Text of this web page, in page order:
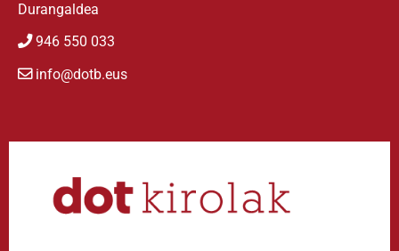
Durangaldea
946 550 033
info@dotb.eus